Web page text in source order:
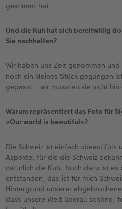
gestimmt hat.
Und die Kuh hat sich bereitwillig
Sie nachhelfen?
Wir haben uns Zeit genommen
noch ein kleines Stück gegangen
gepasst – wir mussten sie nicht
Warum repräsentiert das Foto für
«Our world is beautiful»?
Die Schweiz ist einfach «beautiful»
Aspekte, für die die Schweiz
natürlich die Kuh. Noch dazu ist es
entstanden, das ist für mich
Hintergrund unserer
dass unsere Welt überall schöne,